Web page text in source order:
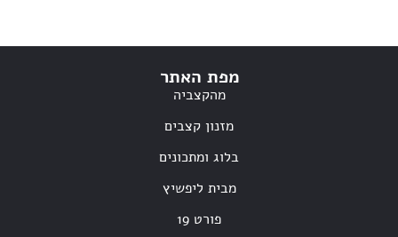
מפת האתר
מהקצביה
מזנון קצבים
בלוג ומתכונים
מבית ליפשיץ
פורט 19